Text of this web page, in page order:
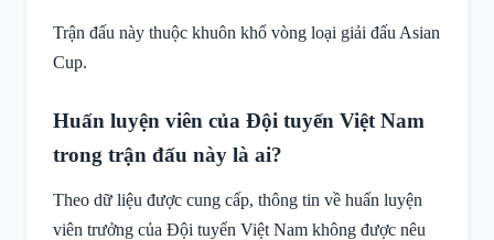
Trận đấu này thuộc khuôn khổ vòng loại giải đấu Asian
Cup.
Huấn luyện viên của Đội tuyển Việt Nam
trong trận đấu này là ai?
Theo dữ liệu được cung cấp, thông tin về huấn luyện
viên trưởng của Đội tuyển Việt Nam không được nêu